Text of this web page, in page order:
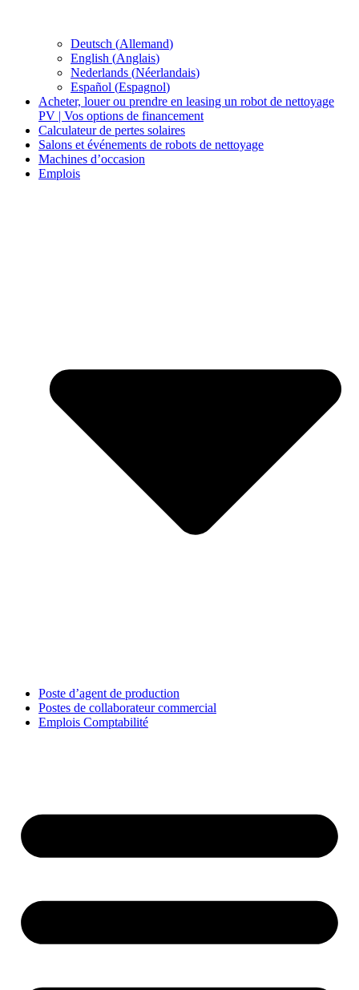
Deutsch (Allemand)
English (Anglais)
Nederlands (Néerlandais)
Español (Espagnol)
Acheter, louer ou prendre en leasing un robot de nettoyage
PV | Vos options de financement
Calculateur de pertes solaires
Salons et événements de robots de nettoyage
Machines d’occasion
Emplois
Poste d’agent de production
Postes de collaborateur commercial
Emplois Comptabilité